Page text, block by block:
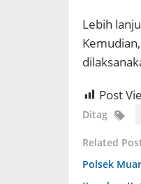
Lebih
Post
Ditag
Related
Polsek